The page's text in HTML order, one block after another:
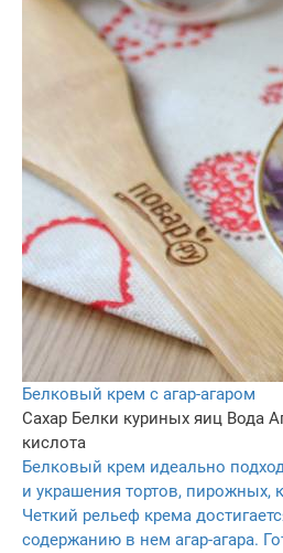
Белковый крем с агар-агаром
Сахар Белки куриных яиц Вода
кислота
Белковый крем идеально
и украшения тортов, пирожных,
Четкий рельеф крема
содержанию в нем агар-агара.